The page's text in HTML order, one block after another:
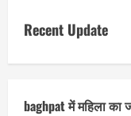
Recent Update
baghpat में महिला